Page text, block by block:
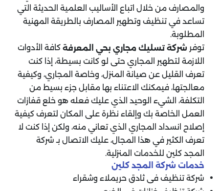
والمصارف من خلال اتباع الأساليب العلمية الحديثة التي
تساعد في تنظيف وتطهير المصارف بالطريقة المهنية
المطلوبة.
توفر شركة تسليك مجاري بحي المعرفة كافة الأدوات
اللازمة لتطهير المجاري حتى لو كانت بسيطة، إذا كنت
تعرف القليل عن صيانة المنزل، وخاصة المجاري، وكيفية
معالجتها، فيمكنك الاعتناء بها مقابل جزء بسيط من
التكلفة، الشيء الوحيد الذي عليك فعله هو خلع قفازات
العمل الخاصة بك وإلقاء نظرة على المكان لتعرف كيفية
إصلاح انسداد المجاري الذي تعاني منه، ولكن إذا كنت لا
تعرف الكثير في هذا المجال، عليك الاتصال بـ شركة
المجد كلين للخدمات المنزلية.
خدمات شركة المجد كلين
شركة تنظيف فى ثادق حريملاء وشقراء